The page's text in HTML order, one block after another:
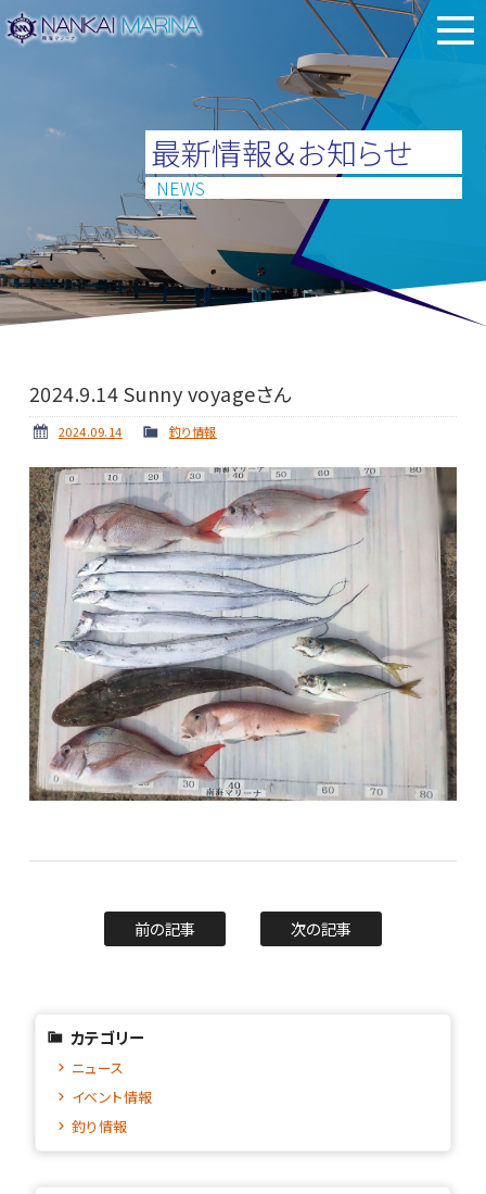
最新情報＆お知らせ
NEWS
2024.9.14 Sunny voyageさん
2024.09.14 釣り情報
前の記事 次の記事
カテゴリー
ニュース
イベント情報
釣り情報